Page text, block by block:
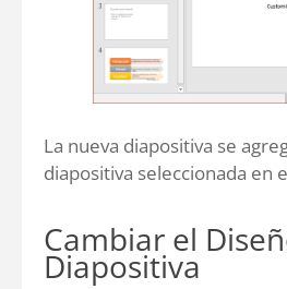
La nueva diapositiva se
diapositiva seleccionada en
Cambiar el
Diapositiva